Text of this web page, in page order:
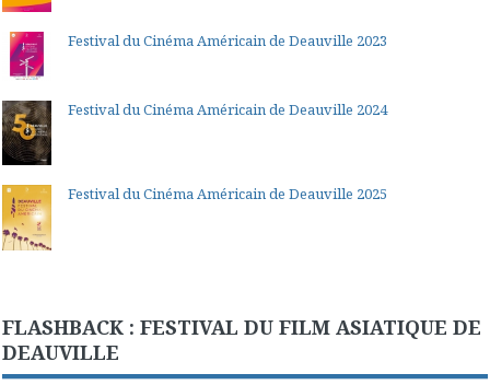
Festival du Cinéma Américain de Deauville 2023
Festival du Cinéma Américain de Deauville 2024
Festival du Cinéma Américain de Deauville 2025
FLASHBACK : FESTIVAL DU FILM ASIATIQUE DE
DEAUVILLE